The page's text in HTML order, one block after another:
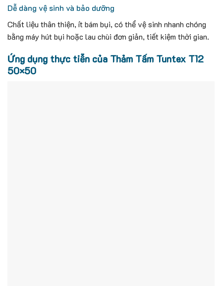
Dễ dàng vệ sinh và bảo dưỡng
Chất liệu thân thiện, ít bám bụi, có thể vệ sinh nhanh chóng
bằng máy hút bụi hoặc lau chùi đơn giản, tiết kiệm thời gian.
Ứng dụng thực tiễn của Thảm Tấm Tuntex T12
50×50